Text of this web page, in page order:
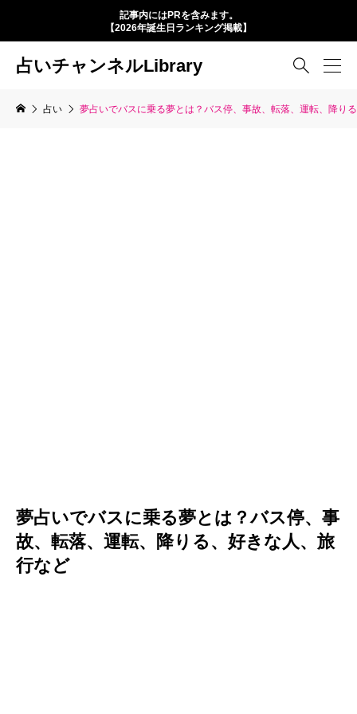
記事内にはPRを含みます。
【2026年誕生日ランキング掲載】
占いチャンネルLibrary 
占い 夢占いでバスに乗る夢とは？バス停、事故、転落、運転、降り
夢占いでバスに乗る夢とは？バス停、事
故、転落、運転、降りる、好きな人、旅
行など